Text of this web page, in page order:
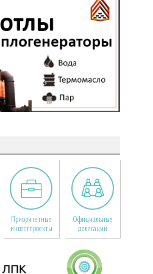
Приоритетные
инвестпроекты
Официальные
делегации